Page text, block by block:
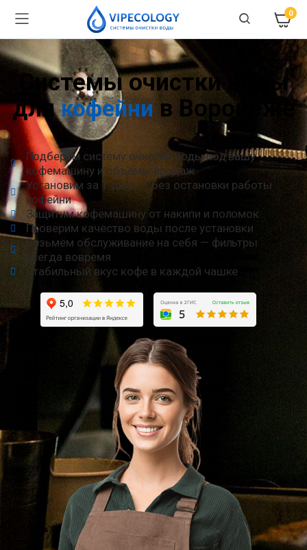
0
Системы очистки воды
длякофейни в Воронеже
Подберём систему очистки воды под вашу
кофемашину и объёмы продаж
Установим за 1 день — без остановки работы
кофейни
Защитим кофемашину от накипи и поломок
Проверим качество воды после установки
Возьмём обслуживание на себя — фильтры
всегда вовремя
Стабильный вкус кофе в каждой чашке